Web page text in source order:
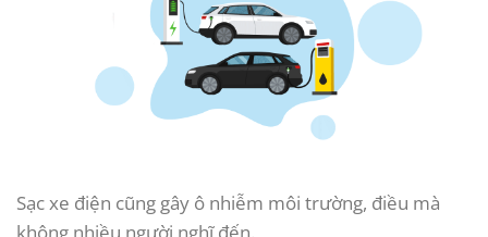
Sạc xe điện cũng gây ô nhiễm môi trường, điều mà
không nhiều người nghĩ đến.